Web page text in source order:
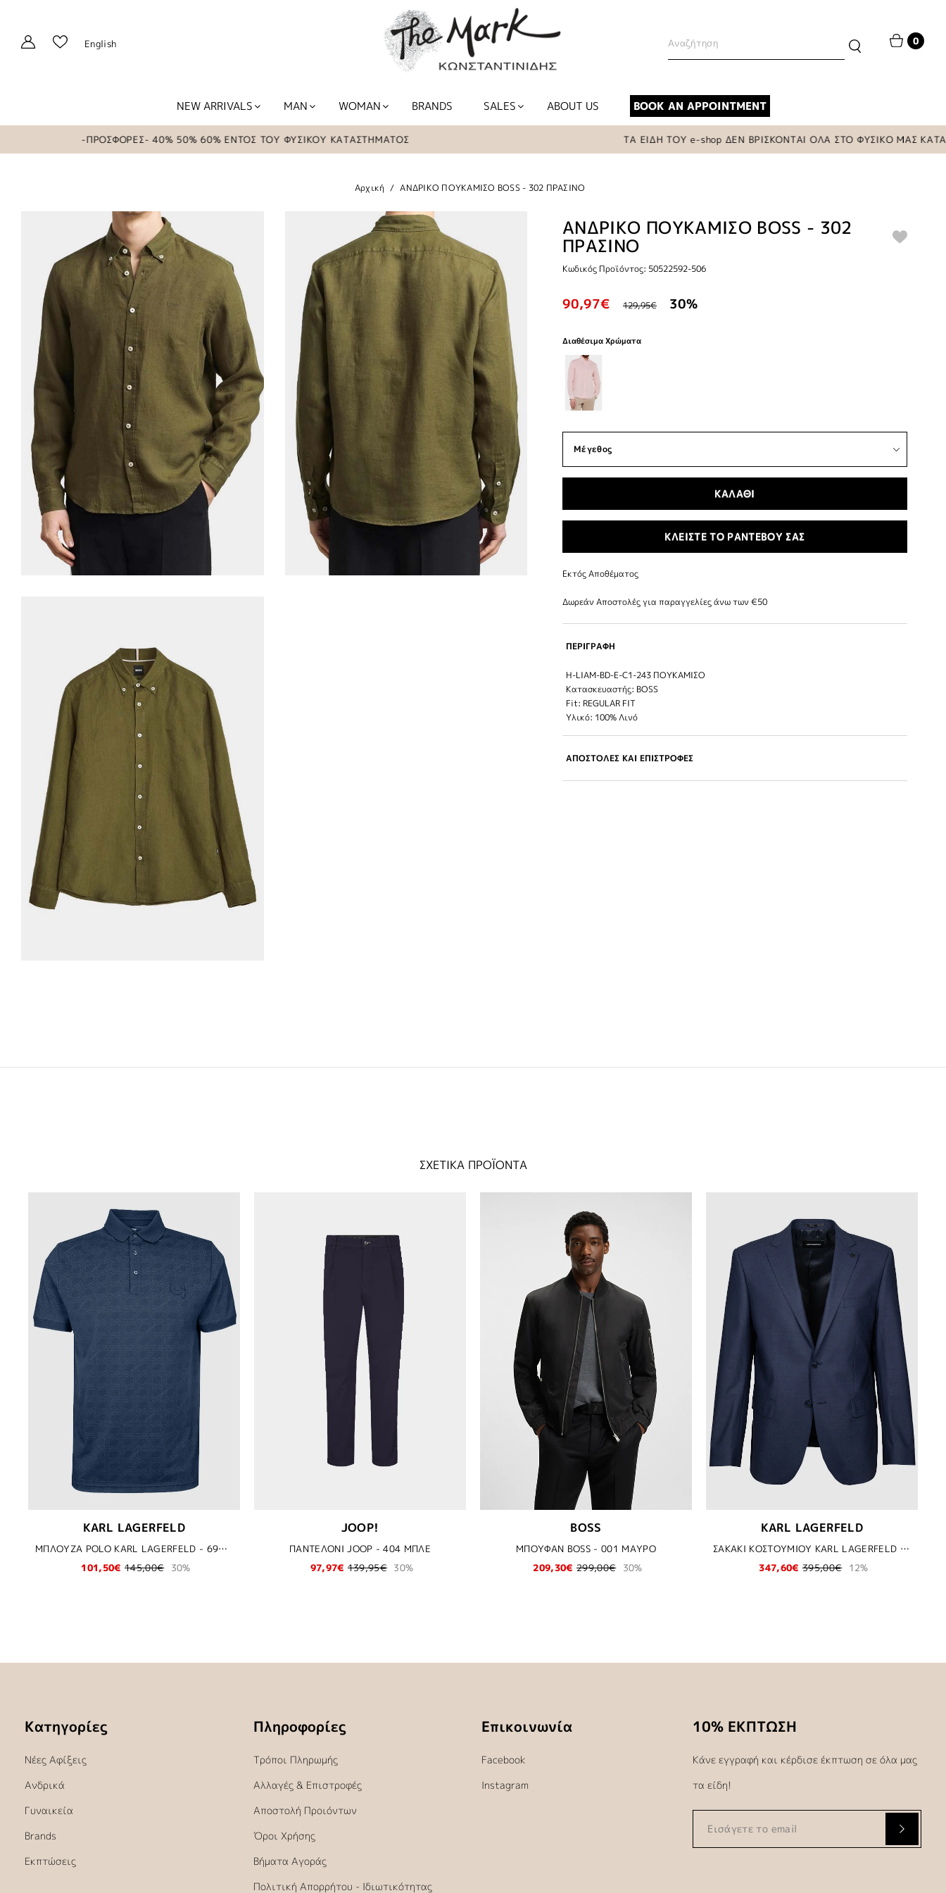
English 0
NEW ARRIVALS MAN WOMAN BRANDS SALES ABOUT US BOOK AN APPOINTMENT
-ΠΡΟΣΦΟΡΕΣ- 40% 50% 60% ΕΝΤΟΣ ΤΟΥ ΦΥΣΙΚΟΥ ΚΑΤΑΣΤΗΜΑΤΟΣ ΤΑ ΕΙΔΗ ΤΟΥ e-shop ΔΕΝ ΒΡΙΣΚΟΝΤΑΙ ΟΛΑ ΣΤΟ ΦΥΣΙΚΟ ΜΑΣ
Αρχική ΑΝΔΡΙΚΟ ΠΟΥΚΑΜΙΣΟ BOSS - 302 ΠΡΑΣΙΝΟ
ΑΝΔΡΙΚΟ ΠΟΥΚΑΜΙΣΟ BOSS - 302
ΠΡΑΣΙΝΟ
Κωδικός Προϊόντος: 50522592-506
90,97€ 129,95€ 30%
Διαθέσιμα Χρώματα
ΚΑΛΑΘΙ
ΚΛΕΙΣΤΕ ΤΟ ΡΑΝΤΕΒΟΥ ΣΑΣ
Εκτός Αποθέματος
Δωρεάν Αποστολές για παραγγελίες άνω των €50
ΠΕΡΙΓΡΑΦΗ
H-LIAM-BD-E-C1-243 ΠΟΥΚΑΜΙΣΟ
Κατασκευαστής: BOSS
Fit: REGULAR FIT
Υλικό: 100% Λινό
ΑΠΟΣΤΟΛΕΣ ΚΑΙ ΕΠΙΣΤΡΟΦΕΣ
ΣΧΕΤΙΚΑ ΠΡΟΪΟΝΤΑ
KARL LAGERFELD
ΜΠΛΟΥΖΑ POLO KARL LAGERFELD - 690 ΜΠΛΕ
101,50€ 145,00€ 30%
JOOP!
ΠΑΝΤΕΛΟΝΙ JOOP - 404 ΜΠΛΕ
97,97€ 139,95€ 30%
BOSS
ΜΠΟΥΦΑΝ BOSS - 001 ΜΑΥΡΟ
209,30€ 299,00€ 30%
KARL LAGERFELD
ΣΑΚΑΚΙ ΚΟΣΤΟΥΜΙΟΥ KARL LAGERFELD - 680
347,60€ 395,00€ 12%
Κατηγορίες
Νέες Αφίξεις
Ανδρικά
Γυναικεία
Brands
Εκπτώσεις
Πληροφορίες
Τρόποι Πληρωμής
Αλλαγές & Επιστροφές
Αποστολή Προιόντων
Όροι Χρήσης
Βήματα Αγοράς
Πολιτική Απορρήτου - Ιδιωτικότητας
Επικοινωνία
Facebook
Instagram
10% ΕΚΠΤΩΣΗ
Κάνε εγγραφή και κέρδισε έκπτωση σε όλα μας
τα είδη!